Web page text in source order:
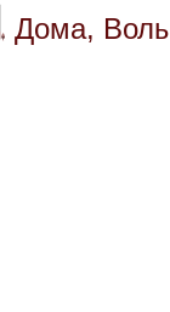
Дома,